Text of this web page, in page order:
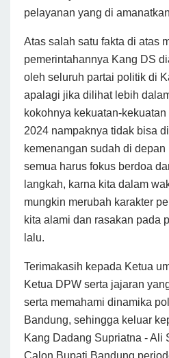
pelayanan yang di
Atas salah satu fakta di atas
pemerintahannya Kang DS
oleh seluruh partai politik di
apalagi jika dilihat lebih
kokohnya kekuatan-
2024 nampaknya tidak bisa
kemenangan sudah di depan
semua harus fokus berdoa
langkah, karna kita dalam
mungkin merubah karakter
kita alami dan rasakan pada
lalu.
Terimakasih kepada Ketua
Ketua DPW serta jajaran
serta memahami dinamika
Bandung, sehingga keluar
Kang Dadang Supriatna - Ali
Calon Bupati Bandung